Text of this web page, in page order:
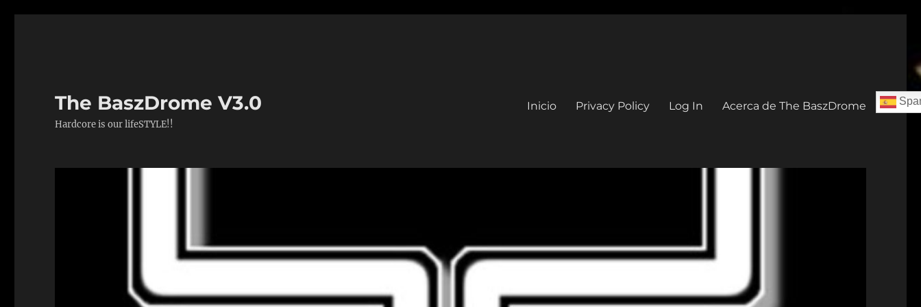
The BaszDrome V3.0
Hardcore is our lifeSTYLE!!
Inicio Privacy Policy Log In Acerca de The BaszDrome